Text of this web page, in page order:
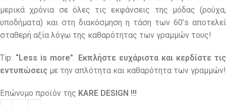
μερικά χρόνια σε όλες τις εκφάνσεις της μόδας (ρούχα,
υποδήματα) και στη διακόσμηση η τάση των 60’s αποτελεί
σταθερή αξία λόγω της καθαρότητας των γραμμών τους!
Tip: “Less is more”. Εκπλήστε ευχάριστα και κερδίστε τις
εντυπώσεις με την απλότητα και καθαρότητα των γραμμών!
Επώνυμο προϊόν της KARE DESIGN !!!